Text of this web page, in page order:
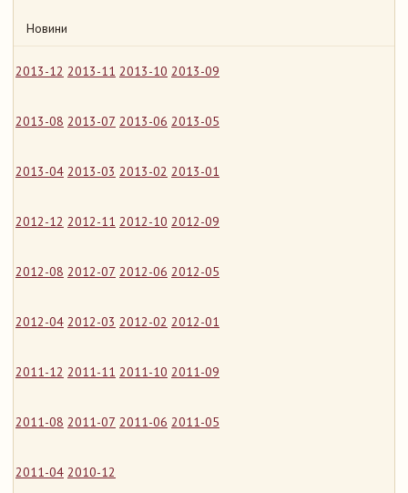
Новини
2013-12 2013-11 2013-10 2013-09
2013-08 2013-07 2013-06 2013-05
2013-04 2013-03 2013-02 2013-01
2012-12 2012-11 2012-10 2012-09
2012-08 2012-07 2012-06 2012-05
2012-04 2012-03 2012-02 2012-01
2011-12 2011-11 2011-10 2011-09
2011-08 2011-07 2011-06 2011-05
2011-04 2010-12